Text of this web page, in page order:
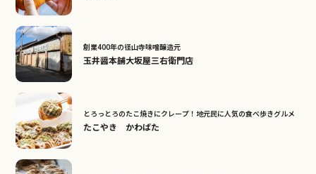
創業400年の径山寺味噌醸造元
玉井醤本舗大坂屋三右衛門店
とろっとろのたこ焼きにクレープ！地元民に人気の食べ歩きグルメ
たこやき かわばた